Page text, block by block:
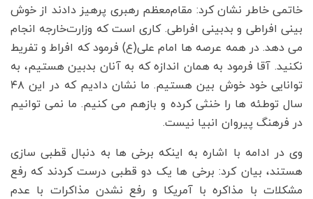
خاتمی خاطر نشان کرد: مقام‌معظم رهبری پرهیز دادند از خوش
بینی افراطی و بدبینی افراطی. کاری است که وزارت‌خارجه انجام
می دهد. در همه عرصه ها امام علی(ع) فرمود که افراط و تفریط
نکنید. آقا فرمود به همان اندازه که به آنان بدبین هستیم، به
توانایی خود خوش بین هستیم. ما نشان دادیم که در این ۴۸
سال توطئه ها را خنثی کرده و بازهم می کنیم. ما نمی توانیم
در فرهنگ پیروان انبیا نیست.
وی در ادامه با اشاره به اینکه برخی ها به دنبال قطبی سازی
هستند، بیان کرد: برخی ها یک دو قطبی درست کردند که رفع
مشکلات با مذاکره با آمریکا و رفع نشدن مذاکرات با عدم